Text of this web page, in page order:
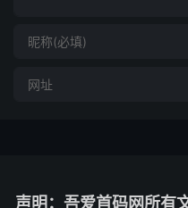
声明：吾爱首码网所有